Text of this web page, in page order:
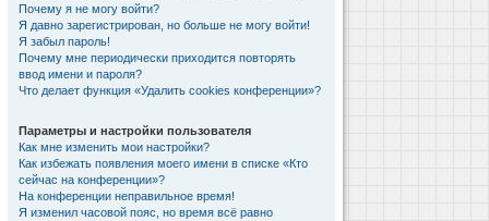
Почему я не могу войти?
Я давно зарегистрирован, но больше не могу войти!
Я забыл пароль!
Почему мне периодически приходится повторять
ввод имени и пароля?
Что делает функция «Удалить cookies конференции»?
Параметры и настройки пользователя
Как мне изменить мои настройки?
Как избежать появления моего имени в списке «Кто
сейчас на конференции»?
На конференции неправильное время!
Я изменил часовой пояс, но время всё равно